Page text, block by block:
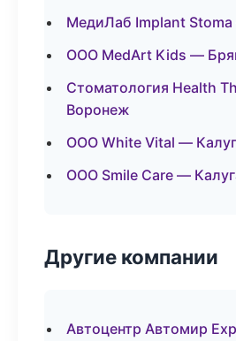
МедиЛаб Implant
ООО MedArt Kids —
Стоматология Health
Воронеж
ООО White Vital —
ООО Smile Care —
Другие компании
Автоцентр Автомир